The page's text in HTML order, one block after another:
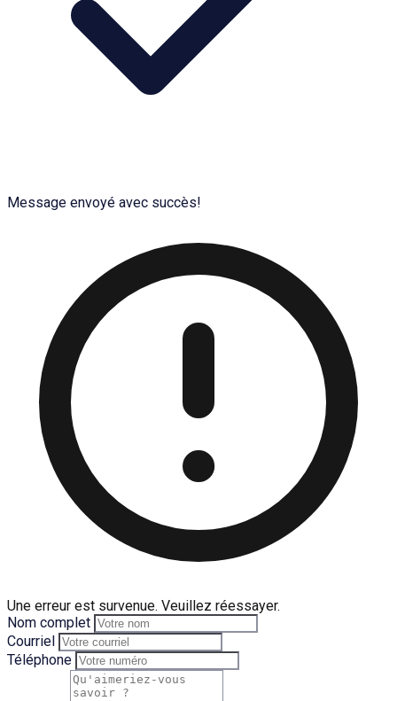
Message envoyé avec succès!
Une erreur est survenue. Veuillez réessayer.
Nom complet
Courriel
Téléphone